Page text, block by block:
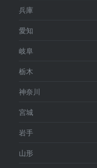
兵庫
愛知
岐阜
栃木
神奈川
宮城
岩手
山形